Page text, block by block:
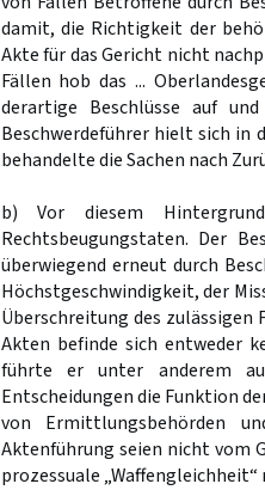
damit, die Richtigkeit der
Akte für das Gericht nicht
Fällen hob das ...
derartige Beschlüsse auf
Beschwerdeführer hielt sich in
behandelte die Sachen nach
b) Vor diesem
Rechtsbeugungstaten. Der
überwiegend erneut durch
Höchstgeschwindigkeit, der
Überschreitung des
Akten befinde sich entweder
führte er unter anderem
Entscheidungen die Funktion
von Ermittlungsbehörden
Aktenführung seien nicht vom
prozessuale